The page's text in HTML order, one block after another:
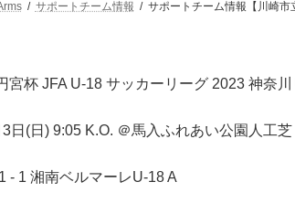
サポートチーム情報 サポートチーム情報【川崎市
宮杯 JFA U-18 サッカーリーグ 2023 神奈
日(日) 9:05 K.O. ＠馬入ふれあい公園人工芝
- 1 湘南ベルマーレU-18 A